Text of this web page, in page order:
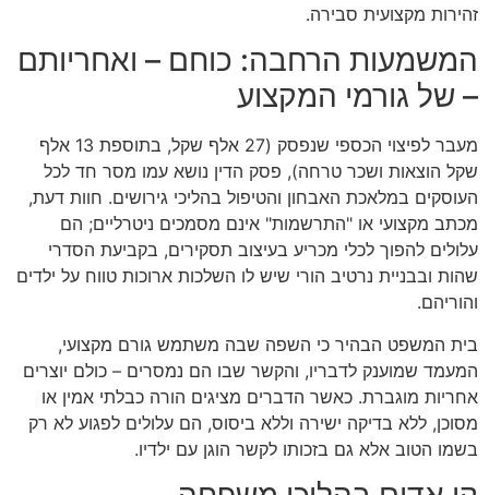
זהירות מקצועית סבירה.
המשמעות הרחבה: כוחם – ואחריותם
– של גורמי המקצוע
מעבר לפיצוי הכספי שנפסק (27 אלף שקל, בתוספת 13 אלף
שקל הוצאות ושכר טרחה), פסק הדין נושא עמו מסר חד לכל
העוסקים במלאכת האבחון והטיפול בהליכי גירושים. חוות דעת,
מכתב מקצועי או "התרשמות" אינם מסמכים ניטרליים; הם
עלולים להפוך לכלי מכריע בעיצוב תסקירים, בקביעת הסדרי
שהות ובבניית נרטיב הורי שיש לו השלכות ארוכות טווח על ילדים
והוריהם.
בית המשפט הבהיר כי השפה שבה משתמש גורם מקצועי,
המעמד שמוענק לדבריו, והקשר שבו הם נמסרים – כולם יוצרים
אחריות מוגברת. כאשר הדברים מציגים הורה כבלתי אמין או
מסוכן, ללא בדיקה ישירה וללא ביסוס, הם עלולים לפגוע לא רק
בשמו הטוב אלא גם בזכותו לקשר הוגן עם ילדיו.